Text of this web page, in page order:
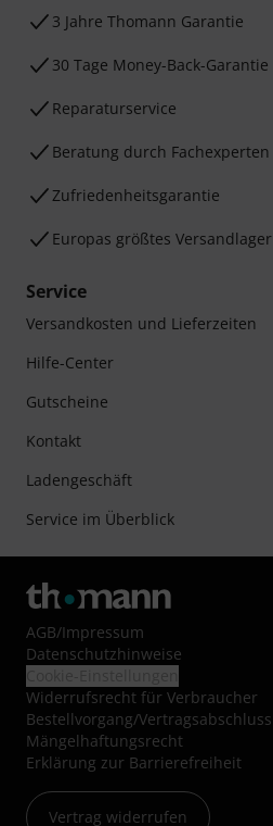
3 Jahre Thomann Garantie
30 Tage Money-Back-Garantie
Reparaturservice
Beratung durch Fachexperten
Zufriedenheitsgarantie
Europas größtes Versandlager
Service
Versandkosten und Lieferzeiten
Hilfe-Center
Gutscheine
Kontakt
Ladengeschäft
Service im Überblick
AGB/Impressum
Datenschutzhinweise
Widerrufsrecht für Verbraucher
Bestellvorgang/Vertragsabschluss
Mängelhaftungsrecht
Erklärung zur Barrierefreiheit
Vertrag widerrufen